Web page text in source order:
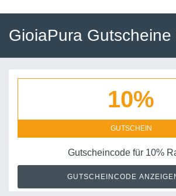
10%
GUTSCHEIN
Gutscheincode für 10%
GUTSCHEINCODE